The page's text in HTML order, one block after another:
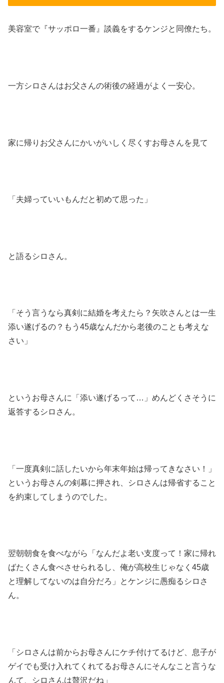
美容室で『サッポロ一番』談義をするケンジと同僚たち。
一方シロさんはお父さんの術後の経過がよく一安心。
家に帰りお父さんにかいがいしく尽くすお母さんを見て
「夫婦っていいもんだと初めて思った」
と語るシロさん。
「そう言うなら真剣に結婚を考えたら？矢吹さんとは一生
添い遂げるの？もう45歳なんだから老後のことも考えな
さい」
というお母さんに「添い遂げるって…」めんどくさそうに
返答するシロさん。
「一度真剣に話したいから年末年始は帰ってきなさい！」
というお母さんの剣幕に押され、シロさんは帰省すること
を約束してしまうのでした。
翌朝朝食を食べながら「なんだよ老い支度って！家に帰れ
ばたくさん食べさせられるし、俺が高校生じゃなく45歳
と理解してないのは自分だろ」とケンジに愚痴るシロさ
ん。
「シロさんは前からお母さんにケチ付けてるけど、息子が
ゲイでも受け入れてくれてるお母さんにそんなこと言うな
んて、シロさんは贅沢だね」